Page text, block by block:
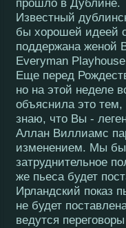
прошло в Дублине.
Известный
бы хорошей идеей
поддержана женой
Everyman
Еще перед
но на этой неделе
объяснила это
знаю, что Вы -
Аллан Виллиамс
изменением. Мы
затруднительное
же пьеса будет
Ирландский показ
не будет
ведутся